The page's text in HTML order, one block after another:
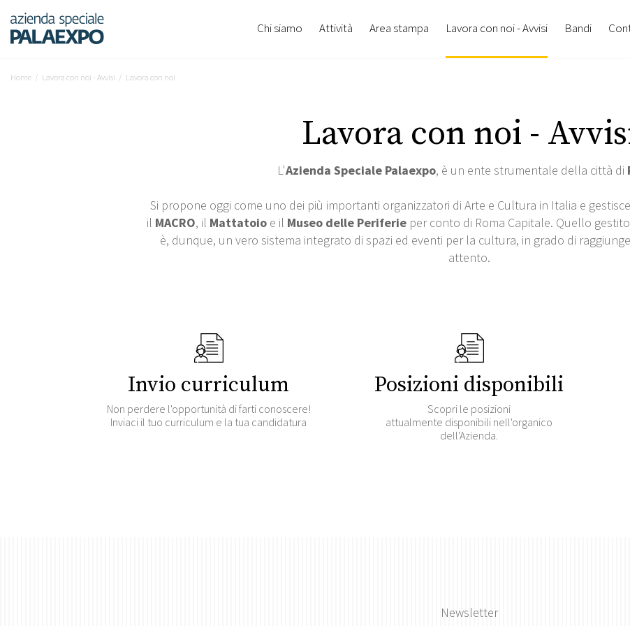
Chi siamo Attività Area stampa Lavora con noi - Avvisi Bandi
Home Lavora con noi - Avvisi Lavora con noi
Lavora con noi -
L'Azienda Speciale Palaexpo, è un ente strumentale della città di
Si propone oggi come uno dei più importanti organizzatori di Arte e Cultura in Italia e
il MACRO, il Mattatoio e il Museo delle Periferie per conto di Roma Capitale. Quello
è, dunque, un vero sistema integrato di spazi ed eventi per la cultura, in grado di
attento.
Invio curriculum
Non perdere l'opportunità di farti conoscere!
Inviaci il tuo curriculum e la tua candidatura
Posizioni disponibili
Scopri le posizioni
attualmente disponibili nell'organico
dell'Azienda.
Newsletter